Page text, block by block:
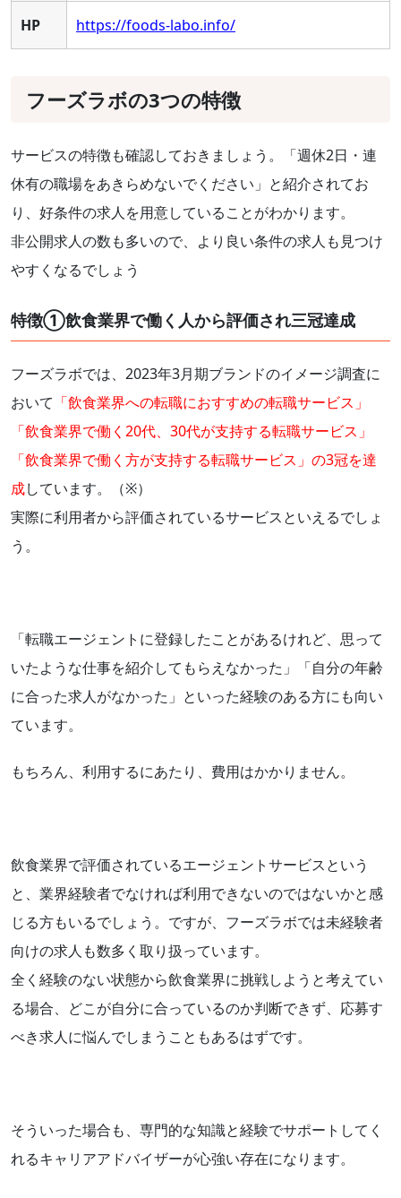
HP https://foods-labo.info/
フーズラボの3つの特徴
サービスの特徴も確認しておきましょう。「週休2日・連
休有の職場をあきらめないでください」と紹介されてお
り、好条件の求人を用意していることがわかります。
非公開求人の数も多いので、より良い条件の求人も見つけ
やすくなるでしょう
特徴①飲食業界で働く人から評価され三冠達成
フーズラボでは、2023年3月期ブランドのイメージ調査に
おいて 「飲食業界への転職におすすめの転職サービス」
「飲食業界で働く20代、30代が支持する転職サービス」
「飲食業界で働く方が支持する転職サービス」の3冠を達
成しています。（※）
実際に利用者から評価されているサービスといえるでしょ
う。
「転職エージェントに登録したことがあるけれど、思って
いたような仕事を紹介してもらえなかった」「自分の年齢
に合った求人がなかった」といった経験のある方にも向い
ています。
もちろん、利用するにあたり、費用はかかりません。
飲食業界で評価されているエージェントサービスという
と、業界経験者でなければ利用できないのではないかと感
じる方もいるでしょう。ですが、フーズラボでは未経験者
向けの求人も数多く取り扱っています。
全く経験のない状態から飲食業界に挑戦しようと考えてい
る場合、どこが自分に合っているのか判断できず、応募す
べき求人に悩んでしまうこともあるはずです。
そういった場合も、専門的な知識と経験でサポートしてく
れるキャリアアドバイザーが心強い存在になります。